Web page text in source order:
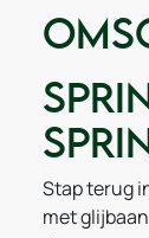
Stap terug
met